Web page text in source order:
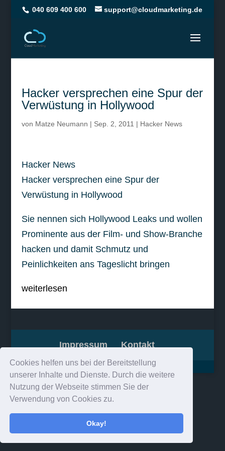
Cookies helfen uns bei der Bereitstellung
unserer Inhalte und Dienste. Durch die weitere
Nutzung der Webseite stimmen Sie der
Verwendung von Cookies zu.
Okay!
040 609 400 600 support@cloudmarketing.de
Hacker versprechen eine Spur der
Verwüstung in Hollywood
von Matze Neumann | Sep. 2, 2011 | Hacker News
Hacker News
Hacker versprechen eine Spur der
Verwüstung in Hollywood
Sie nennen sich Hollywood Leaks und wollen
Prominente aus der Film- und Show-Branche
hacken und damit Schmutz und
Peinlichkeiten ans Tageslicht bringen
weiterlesen
Impressum Kontakt